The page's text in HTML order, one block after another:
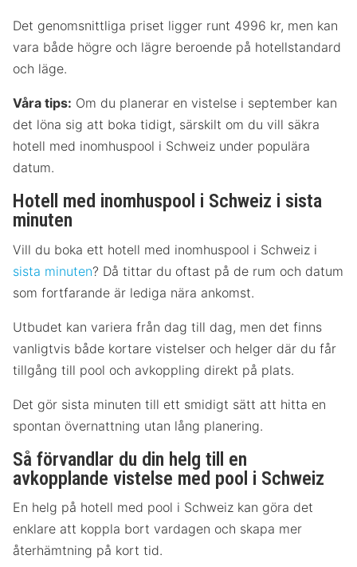
Det genomsnittliga priset ligger runt 4996 kr, men kan
vara både högre och lägre beroende på hotellstandard
och läge.
Våra tips: Om du planerar en vistelse i september kan
det löna sig att boka tidigt, särskilt om du vill säkra
hotell med inomhuspool i Schweiz under populära
datum.
Hotell med inomhuspool i Schweiz i sista
minuten
Vill du boka ett hotell med inomhuspool i Schweiz i
sista minuten? Då tittar du oftast på de rum och datum
som fortfarande är lediga nära ankomst.
Utbudet kan variera från dag till dag, men det finns
vanligtvis både kortare vistelser och helger där du får
tillgång till pool och avkoppling direkt på plats.
Det gör sista minuten till ett smidigt sätt att hitta en
spontan övernattning utan lång planering.
Så förvandlar du din helg till en
avkopplande vistelse med pool i Schweiz
En helg på hotell med pool i Schweiz kan göra det
enklare att koppla bort vardagen och skapa mer
återhämtning på kort tid.